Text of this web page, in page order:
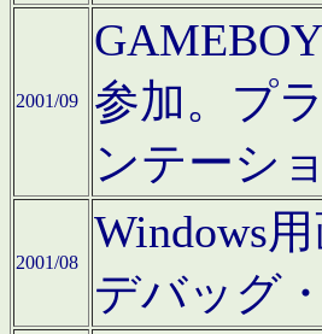
2001/09
参加。プ
ンテーシ
2001/08
Windows
デバッグ